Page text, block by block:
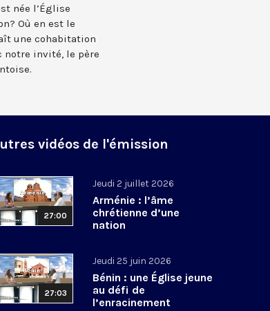
née l’Église
Où en est le
une cohabitation
notre invité, le père
vidéos de l'émission
27:00
Jeudi 2 juillet 2026
Arménie : l’âme
chrétienne d’une
nation
27:03
Jeudi 25 juin 2026
Bénin : une Église jeune
au défi de
l’enracinement